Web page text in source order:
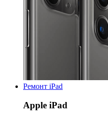
Ремонт iPad
Apple iPad